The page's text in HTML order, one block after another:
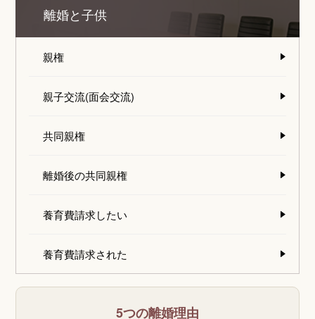
離婚と子供
親権
親子交流(面会交流)
共同親権
離婚後の共同親権
養育費請求したい
養育費請求された
5つの離婚理由